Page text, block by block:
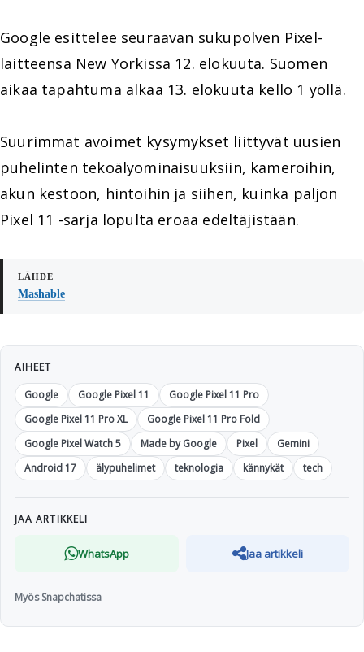
Google esittelee seuraavan sukupolven Pixel-
laitteensa New Yorkissa 12. elokuuta. Suomen
aikaa tapahtuma alkaa 13. elokuuta kello 1 yöllä.
Suurimmat avoimet kysymykset liittyvät uusien
puhelinten tekoälyominaisuuksiin, kameroihin,
akun kestoon, hintoihin ja siihen, kuinka paljon
Pixel 11 -sarja lopulta eroaa edeltäjistään.
Mashable
AIHEET
Google
Google Pixel 11
Google Pixel 11 Pro
Google Pixel 11 Pro XL
Google Pixel 11 Pro Fold
Google Pixel Watch 5
Made by Google Pixel
Gemini
Android 17
älypuhelimet teknologia kännykät tech
JAA ARTIKKELI
WhatsApp Jaa artikkeli
Myös Snapchatissa